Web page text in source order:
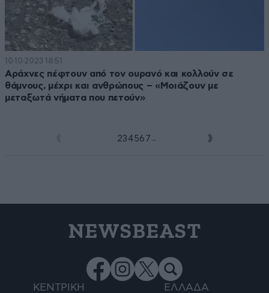
10·10·2023 18:51
Αράχνες πέφτουν από τον ουρανό και κολλούν σε
θάμνους, μέχρι και ανθρώπους – «Μοιάζουν με
μεταξωτά νήματα που πετούν»
23 4 56 7 ...
NEWSBEAST
ΚΕΝΤΡΙΚΗ
ΕΛΛΑΔΑ